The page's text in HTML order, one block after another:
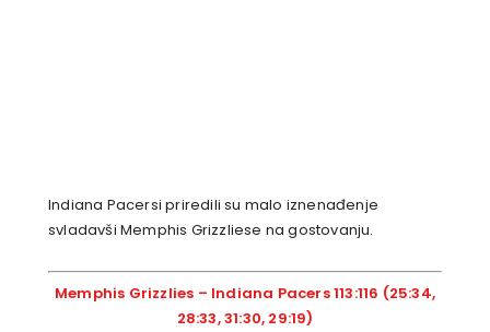
Indiana Pacersi priredili su malo iznenađenje
svladavši Memphis Grizzliese na gostovanju.
Memphis Grizzlies – Indiana Pacers 113:116 (25:34,
28:33, 31:30, 29:19)